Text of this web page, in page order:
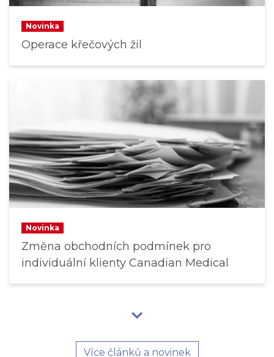
Novinka
Operace křečových žil
Novinka
Změna obchodních podmínek pro
individuální klienty Canadian Medical
Více článků a novinek